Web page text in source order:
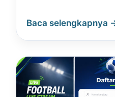
Baca selengkapnya